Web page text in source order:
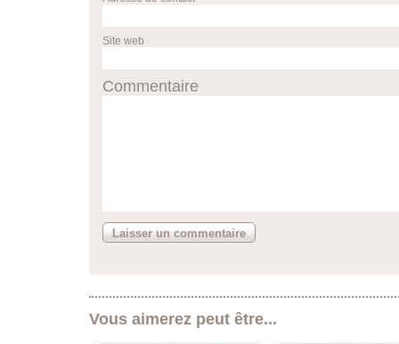
Site web
Commentaire
Vous aimerez peut être...